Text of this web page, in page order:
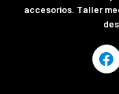
accesorios. Taller